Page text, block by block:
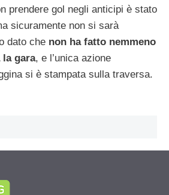
prendere gol negli anticipi è stato
sicuramente non si sarà
dato che non ha fatto nemmeno
la gara, e l’unica azione
si è stampata sulla traversa.